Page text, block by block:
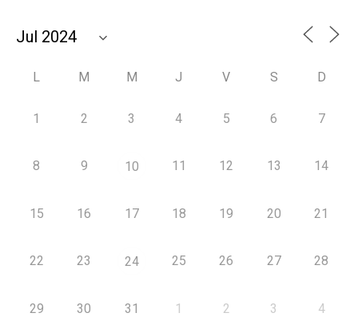
L M M J V S D
1 2 3 4 5 6 7
8 9 10 11 12 13 14
15 16 17 18 19 20 21
22 23 24 25 26 27 28
29 30 31 1 2 3 4